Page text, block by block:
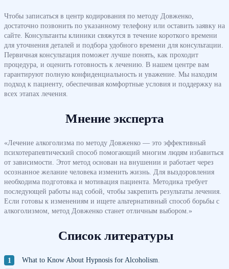
Чтобы записаться в центр кодирования по методу Довженко,
достаточно позвонить по указанному телефону или оставить заявку на
сайте. Консультанты клиники свяжутся в течение короткого времени
для уточнения деталей и подбора удобного времени для консультации.
Первичная консультация поможет лучше понять, как проходит
процедура, и оценить готовность к лечению. В нашем центре вам
гарантируют полную конфиденциальность и уважение. Мы находим
подход к пациенту, обеспечивая комфортные условия и поддержку на
всех этапах лечения.
Мнение эксперта
«Лечение алкоголизма по методу Довженко — это эффективный
психотерапевтический способ помогающий многим людям избавиться
от зависимости. Этот метод основан на внушении и работает через
осознанное желание человека изменить жизнь. Для выздоровления
необходима подготовка и мотивация пациента. Методика требует
последующей работы над собой, чтобы закрепить результаты лечения.
Если готовы к изменениям и ищете альтернативный способ борьбы с
алкоголизмом, метод Довженко станет отличным выбором.»
Список литературы
What to Know About Hypnosis for Alcoholism